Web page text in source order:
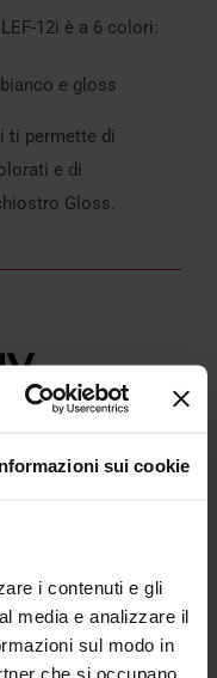
sui cookie
i contenuti e gli
media e analizzare il
sul modo in
che si occupano
12i è a 6 colori:
e gloss
ti permette di
e di
Gloss.
stampe con un alto